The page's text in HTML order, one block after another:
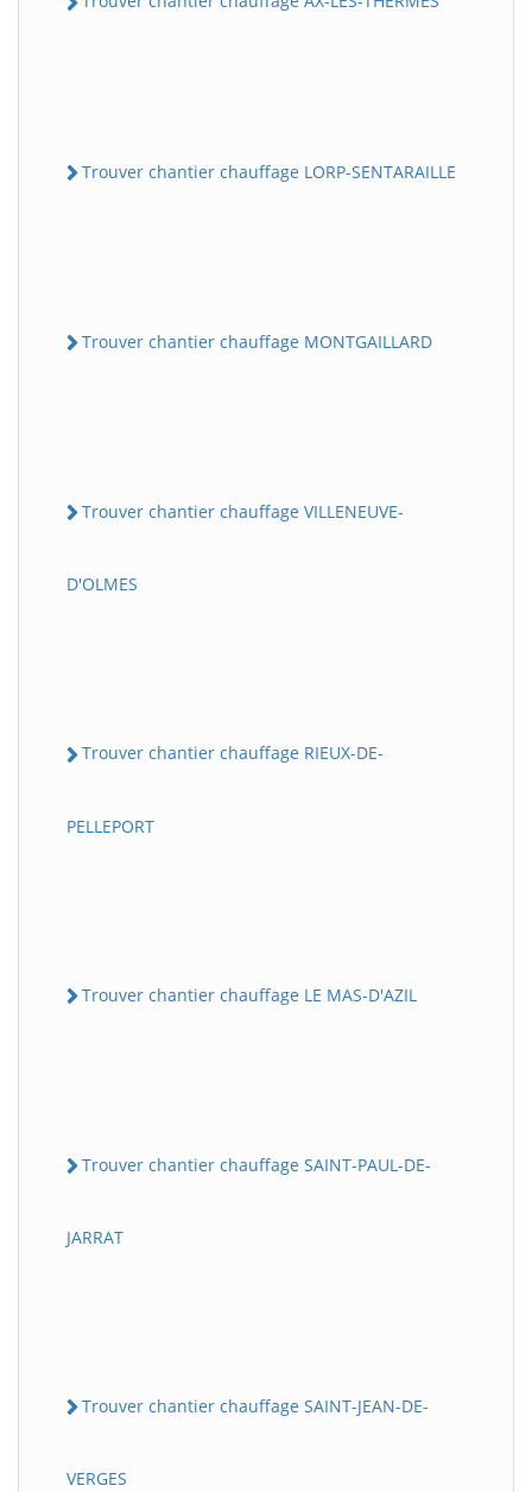
Trouver chantier chauffage LORP-SENTARAILLE
Trouver chantier chauffage MONTGAILLARD
Trouver chantier chauffage VILLENEUVE-
D'OLMES
Trouver chantier chauffage RIEUX-DE-
PELLEPORT
Trouver chantier chauffage LE MAS-D'AZIL
Trouver chantier chauffage SAINT-PAUL-DE-
JARRAT
Trouver chantier chauffage SAINT-JEAN-DE-
VERGES